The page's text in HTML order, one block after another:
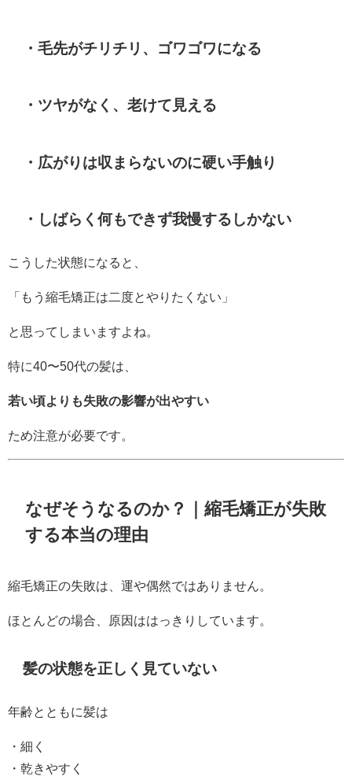
・毛先がチリチリ、ゴワゴワになる
・ツヤがなく、老けて見える
・広がりは収まらないのに硬い手触り
・しばらく何もできず我慢するしかない
こうした状態になると、
「もう縮毛矯正は二度とやりたくない」
と思ってしまいますよね。
特に40〜50代の髪は、
若い頃よりも失敗の影響が出やすい
ため注意が必要です。
なぜそうなるのか？｜縮毛矯正が失敗
する本当の理由
縮毛矯正の失敗は、運や偶然ではありません。
ほとんどの場合、原因ははっきりしています。
髪の状態を正しく見ていない
年齢とともに髪は
・細く
・乾きやすく